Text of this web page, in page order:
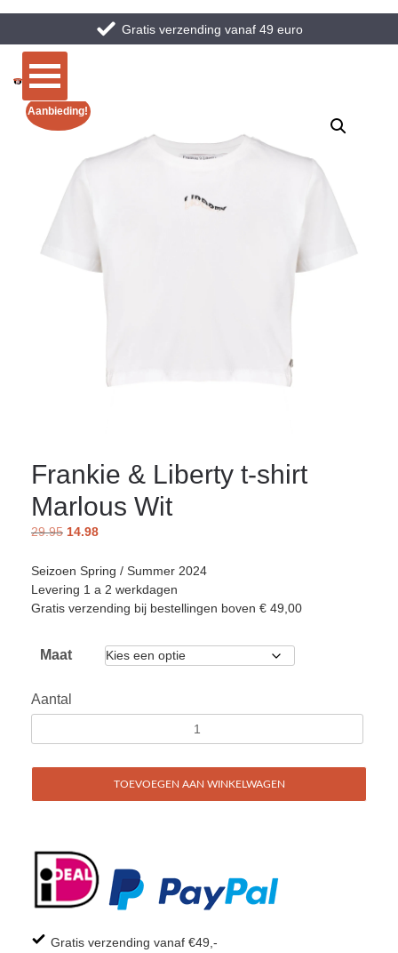
Gratis verzending vanaf 49 euro
Aanbieding!
Frankie & Liberty t-shirt
Marlous Wit
29.95 14.98
Seizoen Spring / Summer 2024
Levering 1 a 2 werkdagen
Gratis verzending bij bestellingen boven € 49,00
Maat
Aantal
TOEVOEGEN AAN WINKELWAGEN
Gratis verzending vanaf €49,-